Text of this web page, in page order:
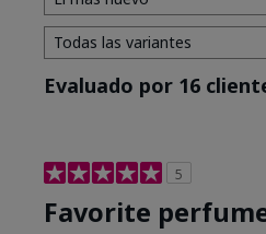
Evaluado por 16
5
Favorite